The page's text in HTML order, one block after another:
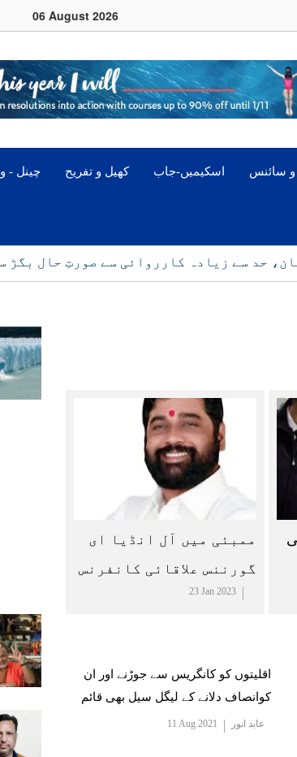
06 August 2026
سائنس اسکیمیں-جاب کھیل و تفریح چینل -
حد سے زیادہ کارروائی سے صورتِ حال بگڑ
ممبئی میں آل انڈیا ای
گورننس علاقائی کانفرنس
کا افتتاح ہوا
23 Jan 2023
اقلیتوں کو کانگریس سے جوڑنے اور ان
کوانصاف دلانے کے لیگل سیل بھی قائم
کئے جائیں گے۔ عمران پرتاپ گڑھی
11 Aug 2021 عابد انور